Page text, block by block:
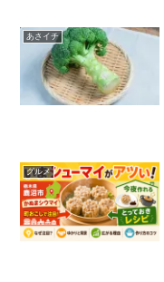
あさイチ
グルメ